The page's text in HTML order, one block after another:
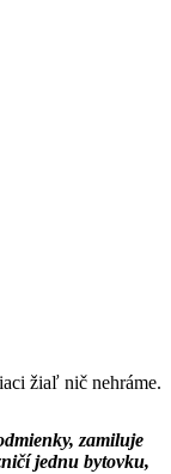
žiaľ nič nehráme.
zamiluje
jednu bytovku,